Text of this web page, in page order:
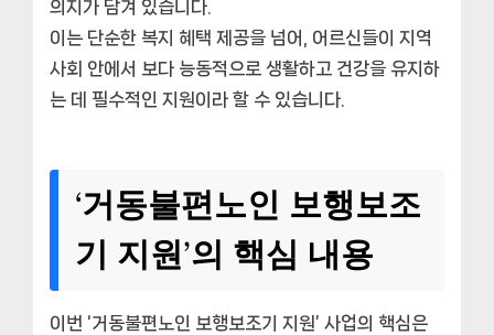
의지가 담겨 있습니다.
이는 단순한 복지 혜택 제공을 넘어, 어르신들이 지역
사회 안에서 보다 능동적으로 생활하고 건강을 유지하
는 데 필수적인 지원이라 할 수 있습니다.
‘거동불편노인 보행보조
기 지원’의 핵심 내용
이번 ‘거동불편노인 보행보조기 지원’ 사업의 핵심은